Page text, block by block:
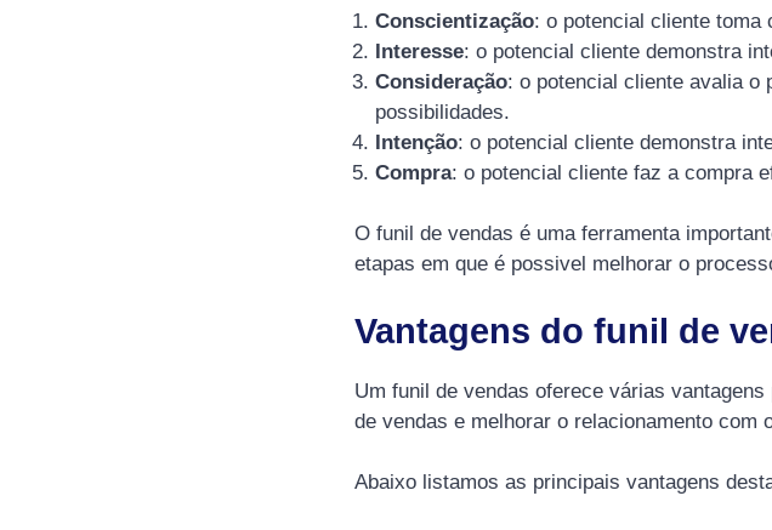
Conscientização: o potencial cliente toma
Interesse: o potencial cliente demonstra
Consideração: o potencial cliente avalia o
possibilidades.
Intenção: o potencial cliente demonstra
Compra: o potencial cliente faz a compra
O funil de vendas é uma ferramenta
etapas em que é possivel melhorar o
Vantagens do funil de
Um funil de vendas oferece várias
de vendas e melhorar o relacionamento com
Abaixo listamos as principais vantagens